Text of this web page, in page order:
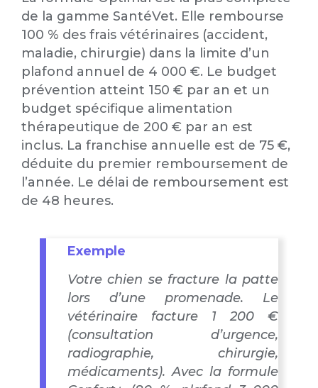
de la gamme SantéVet. Elle rembourse
100 % des frais vétérinaires (accident,
maladie, chirurgie) dans la limite d’un
plafond annuel de 4 000 €. Le budget
prévention atteint 150 € par an et un
budget spécifique alimentation
thérapeutique de 200 € par an est
inclus. La franchise annuelle est de 75 €,
déduite du premier remboursement de
l’année. Le délai de remboursement est
de 48 heures.
Exemple
Votre chien se fracture la patte
lors d’une promenade. Le
vétérinaire facture 1 200 €
(consultation d’urgence,
radiographie, chirurgie,
médicaments). Avec la formule